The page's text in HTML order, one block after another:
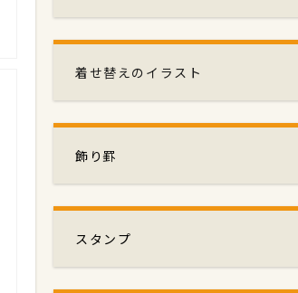
着せ替えのイラスト
飾り罫
スタンプ